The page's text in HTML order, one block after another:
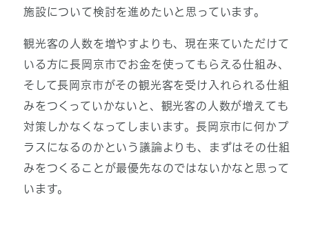
施設について検討を進めたいと思っています。
観光客の人数を増やすよりも、現在来ていただけて
いる方に長岡京市でお金を使ってもらえる仕組み、
そして長岡京市がその観光客を受け入れられる仕組
みをつくっていかないと、観光客の人数が増えても
対策しかなくなってしまいます。長岡京市に何かプ
ラスになるのかという議論よりも、まずはその仕組
みをつくることが最優先なのではないかなと思って
います。